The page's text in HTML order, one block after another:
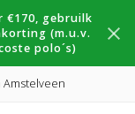
€170, gebruilk
(m.u.v.
polo´s)
Amstelveen